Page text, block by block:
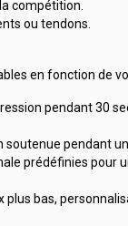
compétition.
ou tendons.
en fonction de
pendant 30
soutenue pendant
prédéfinies pour
bas,